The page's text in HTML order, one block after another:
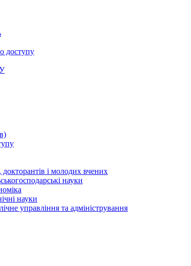
доступу
докторантів і молодих вчених
науки
науки
управління та адміністрування